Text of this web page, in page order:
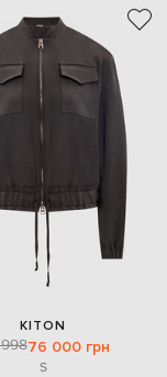
KITON
99876 000 грн
S